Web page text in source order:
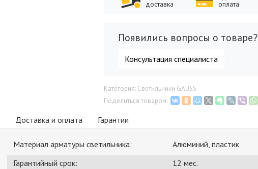
доставка оплата
Появились вопросы о товаре?
Консультация специалиста
Категория: Светильники GAUSS
Поделиться товаром:
Доставка и оплата Гарантии
Материал арматуры светильника:
Алюминий, пластик
Гарантийный срок:
12 мес.